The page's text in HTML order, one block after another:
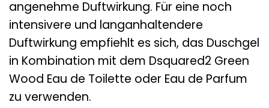
angenehme Duftwirkung. Für eine noch
intensivere und langanhaltendere
Duftwirkung empfiehlt es sich, das Duschgel
in Kombination mit dem Dsquared2 Green
Wood Eau de Toilette oder Eau de Parfum
zu verwenden.